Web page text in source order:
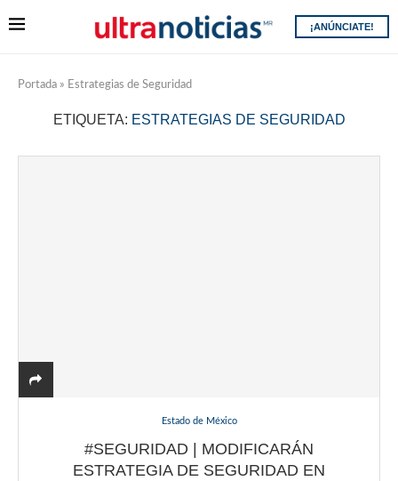
¡ANÚNCIATE!
Portada » Estrategias de Seguridad
ETIQUETA: ESTRATEGIAS DE SEGURIDAD
Estado de México
#SEGURIDAD | MODIFICARÁN
ESTRATEGIA DE SEGURIDAD EN